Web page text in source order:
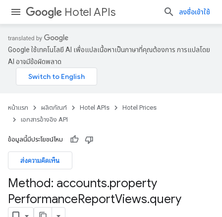
Hotel APIs ลงชื่อเข้าใช้
Google ใช้เทคโนโลยี AI เพื่อแปลเนื้อหาเป็นภาษาที่คุณต้องการ การแปลโดย
AI อาจมีข้อผิดพลาด
หน้าแรก ผลิตภัณฑ์ Hotel APIs
Hotel Prices
เอกสารอ้างอิง API
ข้อมูลนี้มีประโยชน์ไหม
ส่งความคิดเห็น
Method: accounts.property
PerformanceReportViews.query